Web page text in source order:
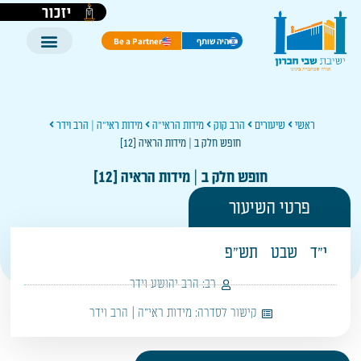
יזכור
היה שותף Be a Partner
ראשי שיעורים הרב קוק מידות הראי"ה
מידות ראי"ה | הרב וידר
חופש חלק ב | מידות הראיה [12]
חופש חלק ב | מידות הראיה [12]
פרטי השיעור
י"ד שבט תש"פ
רב: הרב יהושע וידר
קישור לסדרה: מידות ראי"ה | הרב וידר